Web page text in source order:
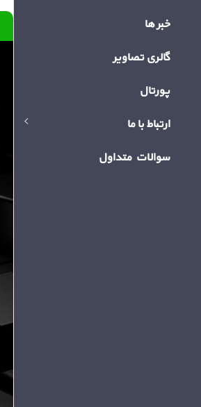
خبر ها
گالری تصاویر
پورتال
ارتباط با ما
سوالات متداول